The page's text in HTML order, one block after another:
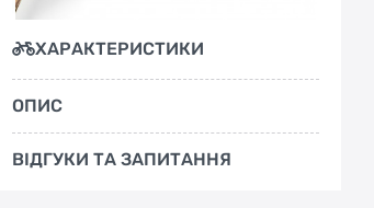
ХАРАКТЕРИСТИКИ
ОПИС
ВІДГУКИ ТА ЗАПИТАННЯ